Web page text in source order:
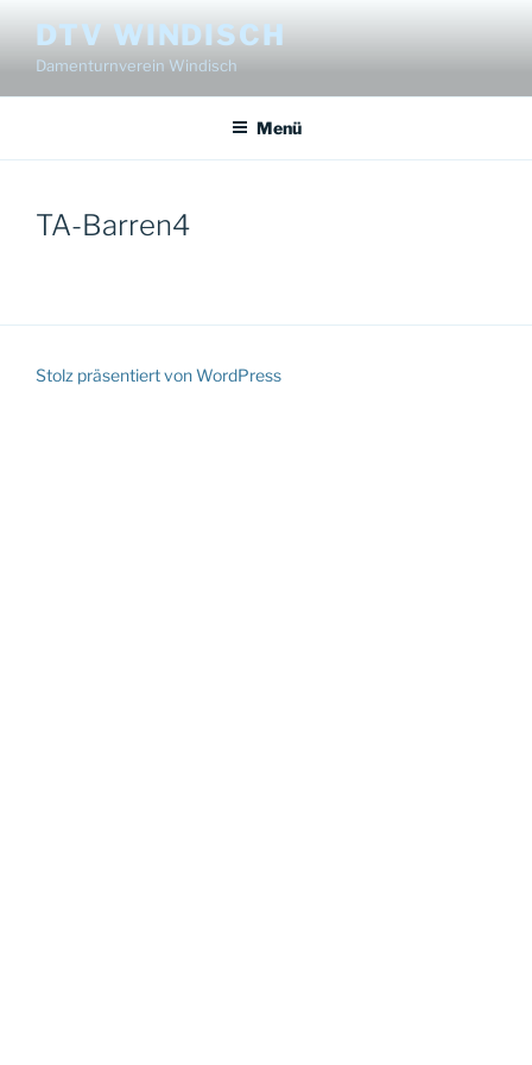
Inhalt
springen
DTV WINDISCH
Damenturnverein Windisch
Menü
TA-Barren4
Stolz präsentiert von WordPress